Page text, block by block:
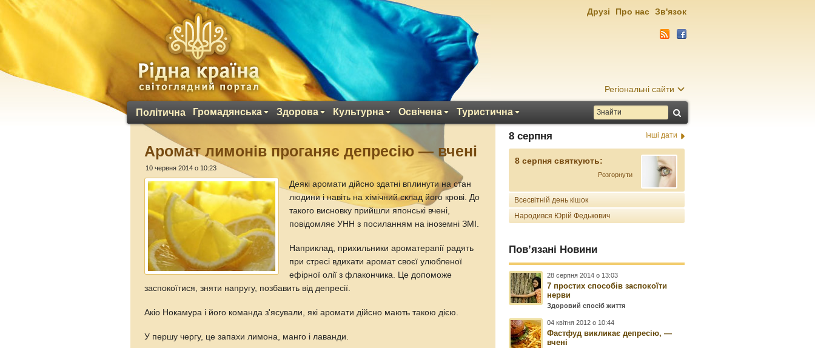
Регіональні сайти
Політична Громадянська Здорова Культурна Освічена Туристична
Друзі Про нас Зв'язок
Аромат лимонів проганяє депресію — вчені
10 червня 2014 о 10:23
Деякі аромати дійсно здатні вплинути на стан
людини і навіть на хімічний склад його крові. До
такого висновку прийшли японські вчені,
повідомляє УНН з посиланням на іноземні ЗМІ.
Наприклад, прихильники ароматерапії радять
при стресі вдихати аромат своєї улюбленої
ефірної олії з флакончика. Це допоможе
заспокоїтися, зняти напругу, позбавить від депресії.
Акіо Нокамура і його команда з'ясували, які аромати дійсно мають такою дією.
У першу чергу, це запахи лимона, манго і лаванди.
8 серпня Інші дати
8 серпня святкують:
Розгорнути
Всесвітній день кішок
Народився Юрій Федькович
Пов’язані Новини
28 серпня 2014 о 13:03
7 простих способів заспокоїти
нерви
Здоровий спосіб життя
04 квітня 2012 о 10:44
Фастфуд викликає депресію, —
вчені